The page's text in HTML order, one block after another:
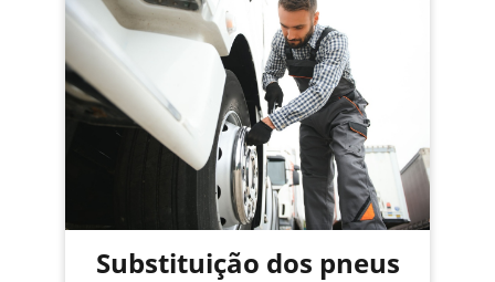
Substituição dos pneus